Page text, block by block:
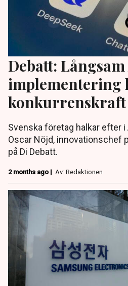
Debatt:
implementering
konkurrenskraft
Svenska företag halkar efter
Oscar Nöjd, innovationschef
på Di Debatt.
2 months ago | Av: Redaktionen